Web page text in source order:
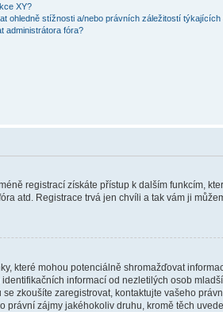
XY?
ohledně stížnosti a/nebo právních záležitostí týkajících
administrátora fóra?
registrací získáte přístup k dalším funkcím,
atd. Registrace trvá jen chvíli a tak vám ji
které mohou potenciálně shromažďovat
informací od nezletilých osob
zkoušíte zaregistrovat, kontaktujte vašeho
zájmy jakéhokoliv druhu, kromě těch